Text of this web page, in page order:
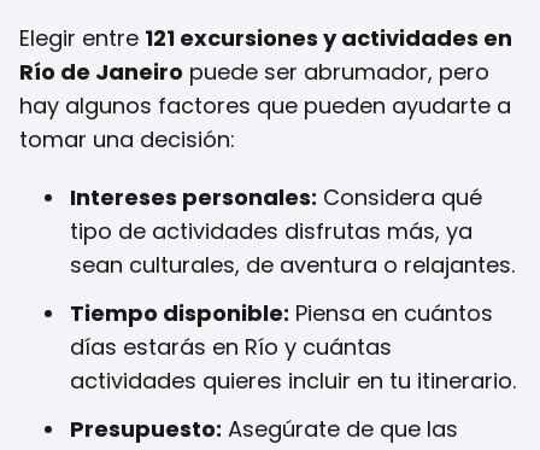
Elegir entre 121 excursiones y actividades en
Río de Janeiro puede ser abrumador, pero
hay algunos factores que pueden ayudarte a
tomar una decisión:
Intereses personales: Considera qué
tipo de actividades disfrutas más, ya
sean culturales, de aventura o relajantes.
Tiempo disponible: Piensa en cuántos
días estarás en Río y cuántas
actividades quieres incluir en tu itinerario.
Presupuesto: Asegúrate de que las